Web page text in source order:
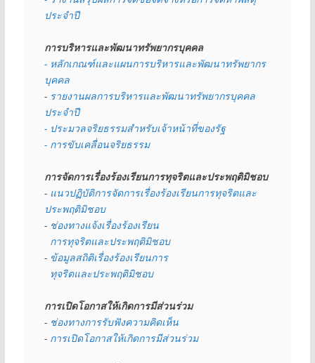
ประจำปี
การบริหารและพัฒนาทรัพยากรบุคคล
- หลักเกณฑ์และแผนการบริหารและพัฒนาทรัพยากร
บุคคล
- รายงานผลการบริหารและพัฒนาทรัพยากรบุคคล
ประจำปี
- ประมวลจริยธรรมสำหรับเจ้าหน้าที่ของรัฐ
- การขับเคลื่อนจริยธรรม
การจัดการเรื่องร้องเรียนการทุจริตและประพฤติมิชอบ
- แนวปฏิบัติการจัดการเรื่องร้องเรียนการทุจริตและ
ประพฤติมิชอบ
- ช่องทางแจ้งเรื่องร้องเรียน
  การทุจริตและประพฤติมิชอบ
- ข้อมูลสถิติเรื่องร้องเรียนการ
  ทุจริตและประพฤติมิชอบ
การเปิดโอกาสให้เกิดการมีส่วนร่วม
- ช่องทางการรับฟังความคิดเห็น
- การเปิดโอกาสให้เกิดการมีส่วนร่วม